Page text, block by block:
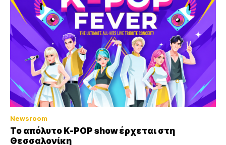
Newsroom
Το απόλυτο K-POP show έρχεται στη
Θεσσαλονίκη